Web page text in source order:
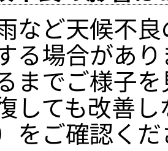
など天候不
る場合があ
までご様子
しても改善
をご確認く